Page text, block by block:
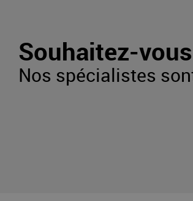
Souhaitez-
Nos spécialistes